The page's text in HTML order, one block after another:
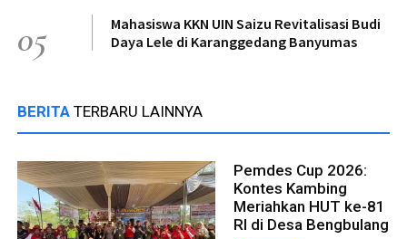
05
Mahasiswa KKN UIN Saizu Revitalisasi Budi
Daya Lele di Karanggedang Banyumas
BERITA TERBARU LAINNYA
Pemdes Cup 2026:
Kontes Kambing
Meriahkan HUT ke-81
RI di Desa Bengbulang